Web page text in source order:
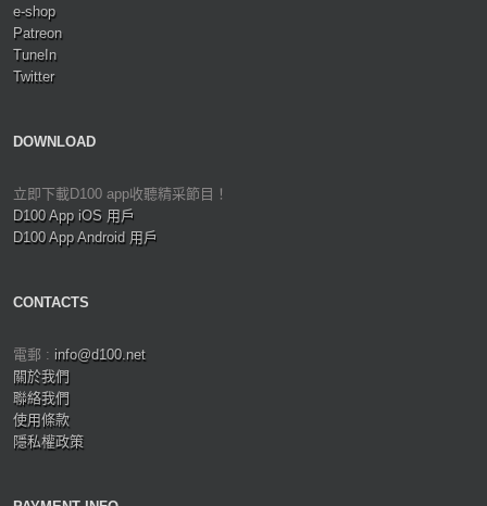
e-shop
Patreon
TuneIn
Twitter
DOWNLOAD
立即下載D100 app收聽精采節目！
D100 App iOS 用戶
D100 App Android 用戶
CONTACTS
電郵 : info@d100.net
關於我們
聯絡我們
使用條款
隱私權政策